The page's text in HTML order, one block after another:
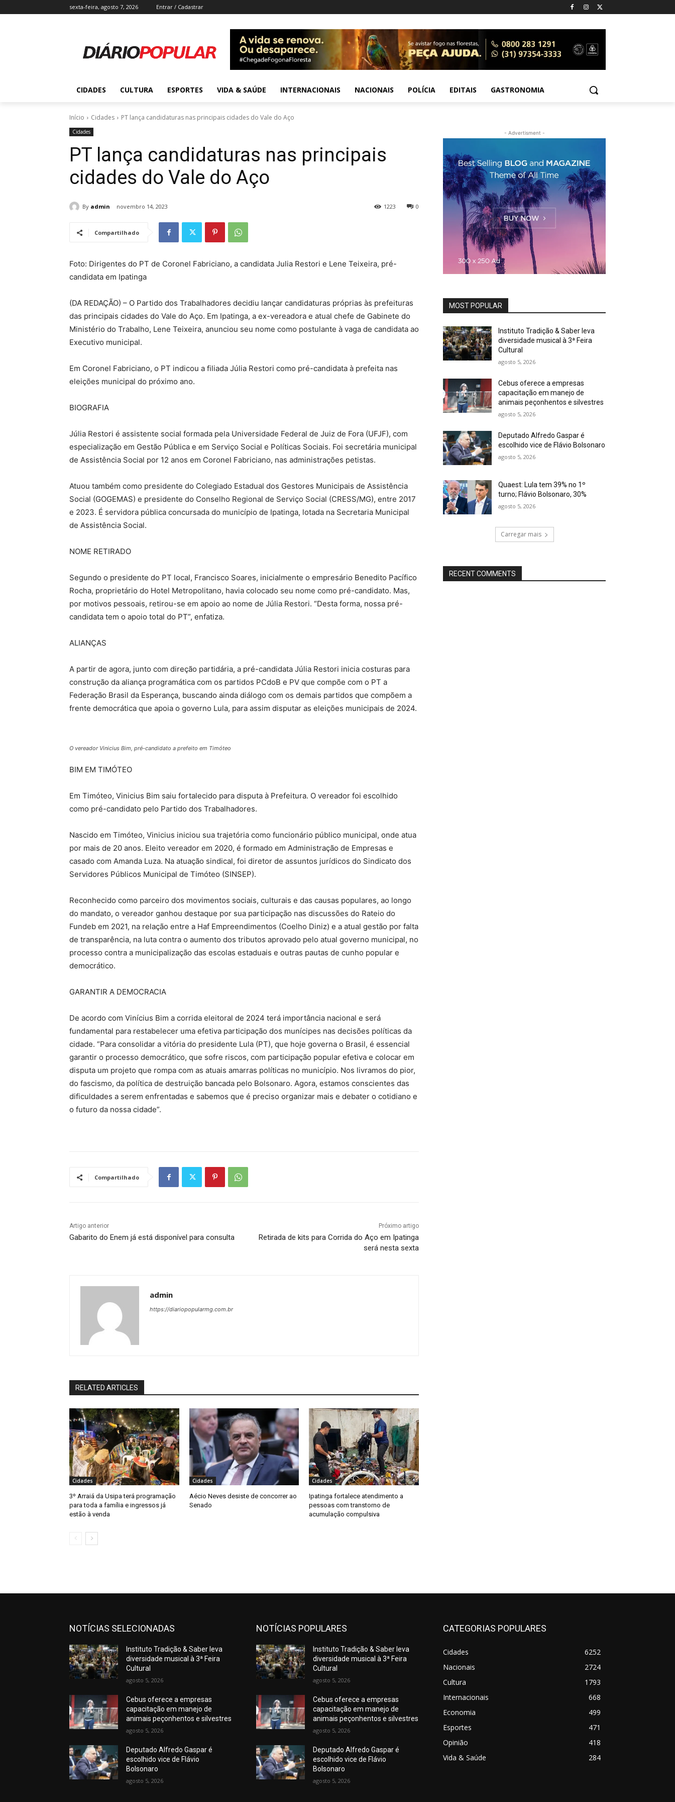
sexta-feira, agosto 7, 2026 Entrar / Cadastrar
CIDADES CULTURA ESPORTES VIDA & SAÚDE INTERNACIONAIS NACIONAIS POLÍCIA EDITAIS GASTRONOMIA
Início Cidades PT lança candidaturas nas principais cidades do Vale do Aço
Cidades
PT lança candidaturas nas principais
cidades do Vale do Aço
By admin novembro 14, 2023 0
1223
Compartilhado
Foto: Dirigentes do PT de Coronel Fabriciano, a candidata Julia Restori e Lene Teixeira, pré-
candidata em Ipatinga
(DA REDAÇÃO) – O Partido dos Trabalhadores decidiu lançar candidaturas próprias às prefeituras
das principais cidades do Vale do Aço. Em Ipatinga, a ex-vereadora e atual chefe de Gabinete do
Ministério do Trabalho, Lene Teixeira, anunciou seu nome como postulante à vaga de candidata ao
Executivo municipal.
Em Coronel Fabriciano, o PT indicou a filiada Júlia Restori como pré-candidata à prefeita nas
eleições municipal do próximo ano.
BIOGRAFIA
Júlia Restori é assistente social formada pela Universidade Federal de Juiz de Fora (UFJF), com
especialização em Gestão Pública e em Serviço Social e Políticas Sociais. Foi secretária municipal
de Assistência Social por 12 anos em Coronel Fabriciano, nas administrações petistas.
Atuou também como presidente do Colegiado Estadual dos Gestores Municipais de Assistência
Social (GOGEMAS) e presidente do Conselho Regional de Serviço Social (CRESS/MG), entre 2017
e 2023. É servidora pública concursada do município de Ipatinga, lotada na Secretaria Municipal
de Assistência Social.
NOME RETIRADO
Segundo o presidente do PT local, Francisco Soares, inicialmente o empresário Benedito Pacífico
Rocha, proprietário do Hotel Metropolitano, havia colocado seu nome como pré-candidato. Mas,
por motivos pessoais, retirou-se em apoio ao nome de Júlia Restori. “Desta forma, nossa pré-
candidata tem o apoio total do PT”, enfatiza.
ALIANÇAS
A partir de agora, junto com direção partidária, a pré-candidata Júlia Restori inicia costuras para
construção da aliança programática com os partidos PCdoB e PV que compõe com o PT a
Federação Brasil da Esperança, buscando ainda diálogo com os demais partidos que compõem a
frente democrática que apoia o governo Lula, para assim disputar as eleições municipais de 2024.
O vereador Vinicius Bim, pré-candidato a prefeito em Timóteo
BIM EM TIMÓTEO
Em Timóteo, Vinicius Bim saiu fortalecido para disputa à Prefeitura. O vereador foi escolhido
como pré-candidato pelo Partido dos Trabalhadores.
Nascido em Timóteo, Vinicius iniciou sua trajetória como funcionário público municipal, onde atua
por mais de 20 anos. Eleito vereador em 2020, é formado em Administração de Empresas e
casado com Amanda Luza. Na atuação sindical, foi diretor de assuntos jurídicos do Sindicato dos
Servidores Públicos Municipal de Timóteo (SINSEP).
Reconhecido como parceiro dos movimentos sociais, culturais e das causas populares, ao longo
do mandato, o vereador ganhou destaque por sua participação nas discussões do Rateio do
Fundeb em 2021, na relação entre a Haf Empreendimentos (Coelho Diniz) e a atual gestão por falta
de transparência, na luta contra o aumento dos tributos aprovado pelo atual governo municipal, no
processo contra a municipalização das escolas estaduais e outras pautas de cunho popular e
democrático.
GARANTIR A DEMOCRACIA
De acordo com Vinícius Bim a corrida eleitoral de 2024 terá importância nacional e será
fundamental para restabelecer uma efetiva participação dos munícipes nas decisões políticas da
cidade. “Para consolidar a vitória do presidente Lula (PT), que hoje governa o Brasil, é essencial
garantir o processo democrático, que sofre riscos, com participação popular efetiva e colocar em
disputa um projeto que rompa com as atuais amarras políticas no município. Nos livramos do pior,
do fascismo, da política de destruição bancada pelo Bolsonaro. Agora, estamos conscientes das
dificuldades a serem enfrentadas e sabemos que é preciso organizar mais e debater o cotidiano e
o futuro da nossa cidade”.
Compartilhado
Artigo anterior
Gabarito do Enem já está disponível para consulta
Próximo artigo
Retirada de kits para Corrida do Aço em Ipatinga
será nesta sexta
admin
https://diariopopularmg.com.br
RELATED ARTICLES
Cidades
3º Arraiá da Usipa terá programação
para toda a família e ingressos já
estão à venda
Cidades
Aécio Neves desiste de concorrer ao
Senado
Cidades
Ipatinga fortalece atendimento a
pessoas com transtorno de
acumulação compulsiva
- Advertisment -
MOST POPULAR
Instituto Tradição & Saber leva
diversidade musical à 3ª Feira
Cultural
agosto 5, 2026
Cebus oferece a empresas
capacitação em manejo de
animais peçonhentos e silvestres
agosto 5, 2026
Deputado Alfredo Gaspar é
escolhido vice de Flávio Bolsonaro
agosto 5, 2026
Quaest: Lula tem 39% no 1º
turno; Flávio Bolsonaro, 30%
agosto 5, 2026
Carregar mais
RECENT COMMENTS
NOTÍCIAS SELECIONADAS
Instituto Tradição & Saber leva
diversidade musical à 3ª Feira
Cultural
agosto 5, 2026
Cebus oferece a empresas
capacitação em manejo de
animais peçonhentos e silvestres
agosto 5, 2026
Deputado Alfredo Gaspar é
escolhido vice de Flávio
Bolsonaro
agosto 5, 2026
NOTÍCIAS POPULARES
Instituto Tradição & Saber leva
diversidade musical à 3ª Feira
Cultural
agosto 5, 2026
Cebus oferece a empresas
capacitação em manejo de
animais peçonhentos e silvestres
agosto 5, 2026
Deputado Alfredo Gaspar é
escolhido vice de Flávio
Bolsonaro
agosto 5, 2026
CATEGORIAS POPULARES
Cidades
6252
Nacionais
2724
Cultura
1793
Internacionais
668
Economia
499
Esportes
471
Opinião
418
Vida & Saúde
284